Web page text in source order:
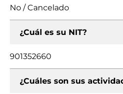
No / Cancelado
¿Cuál es su NIT?
901352660
¿Cuáles son sus